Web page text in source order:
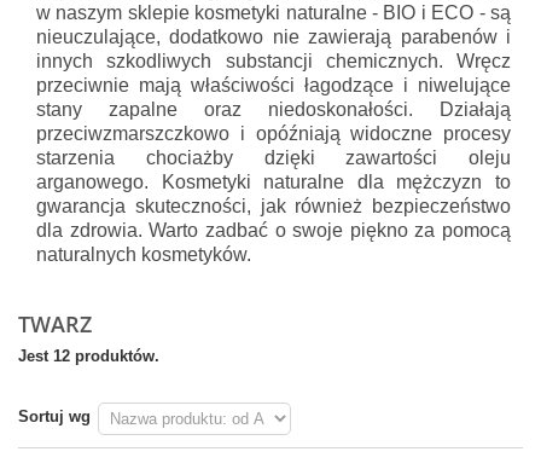
w naszym sklepie kosmetyki naturalne - BIO i ECO - są
nieuczulające, dodatkowo nie zawierają parabenów i
innych szkodliwych substancji chemicznych. Wręcz
przeciwnie mają właściwości łagodzące i niwelujące
stany zapalne oraz niedoskonałości. Działają
przeciwzmarszczkowo i opóźniają widoczne procesy
starzenia chociażby dzięki zawartości oleju
arganowego. Kosmetyki naturalne dla mężczyzn to
gwarancja skuteczności, jak również bezpieczeństwo
dla zdrowia. Warto zadbać o swoje piękno za pomocą
naturalnych kosmetyków.
TWARZ
Jest 12 produktów.
Sortuj wg